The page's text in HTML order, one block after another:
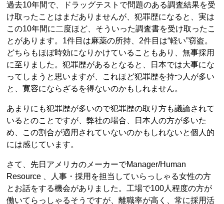
過去10年間で、ドラッグテストで問題のある調査結果を受
け取ったことはまだありませんが、犯罪歴になると、実は
この10年間に二度ほど、そういった調査書を受け取ったこ
とがあります。1件目は麻薬の所持、2件目は“軽い”窃盗。
どちらもほぼ時効になりかけていることもあり、無事採用
に至りました。犯罪歴があるとなると、日本では大事にな
ってしまうと思いますが、これほど犯罪歴を持つ人が多い
と、寛容にならざるを得ないのかもしれません。
あまりにも犯罪歴が多いので犯罪歴の取り方も議論されて
いるとのことですが、弊社の場合、日本人の方が多いた
め、この割合が適用されていないのかもしれないと個人的
には感じています。
さて、先日アメリカのメーカーでManager/Human
Resource 、人事・採用を担当していらっしゃる女性の方
とお話をする機会がありました。工場で100人程度の方が
働いてらっしゃるそうですが、離職率が高く、常に採用活